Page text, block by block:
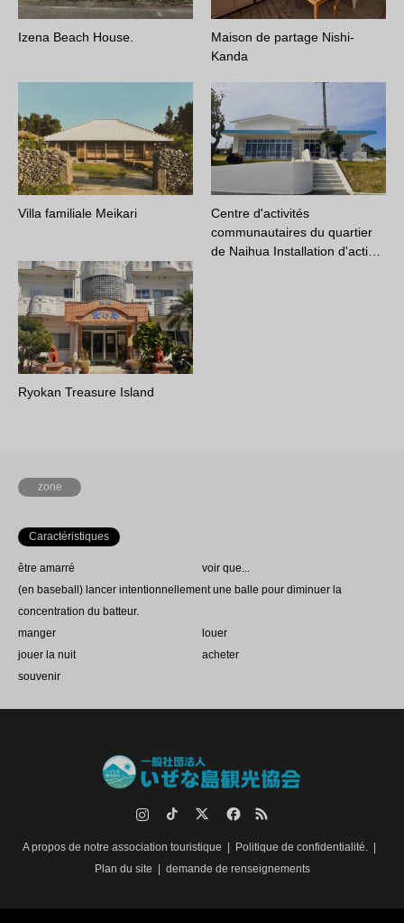
Izena Beach House.
Maison de partage Nishi-
Kanda
Villa familiale Meikari
Centre d'activités
communautaires du quartier
de Naihua Installation d'acti…
Ryokan Treasure Island
zone
Caractéristiques
être amarré
voir que...
(en baseball) lancer intentionnellement une balle pour diminuer la
concentration du batteur.
manger
louer
jouer la nuit
acheter
souvenir
Facebook RSS
A propos de notre association touristique
Politique de confidentialité.
Plan du site
demande de renseignements